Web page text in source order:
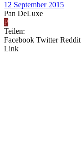
12 September 2015
Pan DeLuxe
P
Teilen:
Facebook Twitter Reddit
Link